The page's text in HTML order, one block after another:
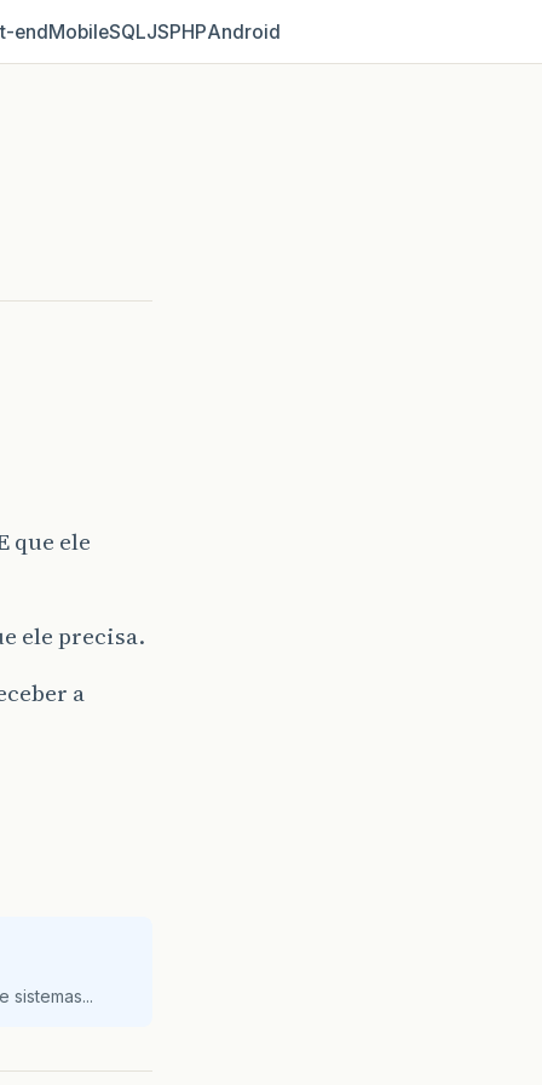
MobileSQLJSPHPAndroid
que ele
ele precisa.
a
sistemas...